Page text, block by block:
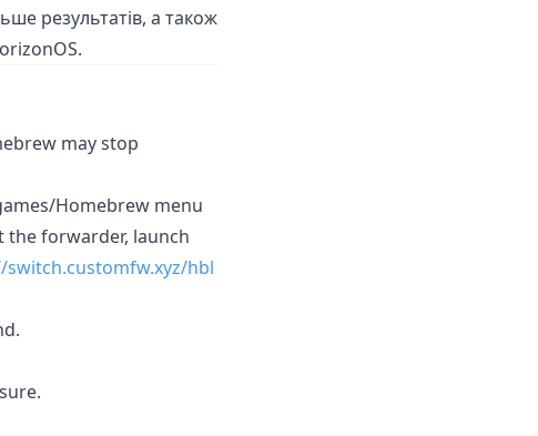
результатів, а також
may stop
Homebrew menu
the forwarder, launch
hbl